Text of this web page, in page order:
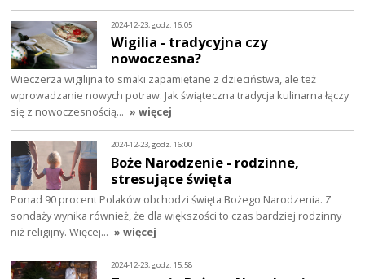
2024-12-23, godz. 16:05
Wigilia - tradycyjna czy
nowoczesna?
Wieczerza wigilijna to smaki zapamiętane z dzieciństwa, ale też
wprowadzanie nowych potraw. Jak świąteczna tradycja kulinarna łączy
się z nowoczesnością… » więcej
2024-12-23, godz. 16:00
Boże Narodzenie - rodzinne,
stresujące święta
Ponad 90 procent Polaków obchodzi święta Bożego Narodzenia. Z
sondaży wynika również, że dla większości to czas bardziej rodzinny
niż religijny. Więcej… » więcej
2024-12-23, godz. 15:58